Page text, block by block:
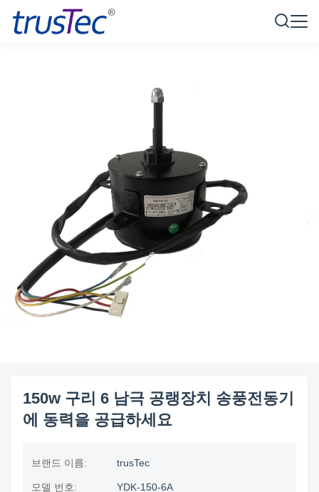
150w 구리 6 남극 공랭장치 송풍전동기
에 동력을 공급하세요
브랜드 이름: trusTec
모델 번호: YDK-150-6A